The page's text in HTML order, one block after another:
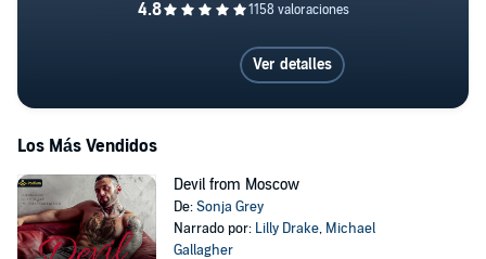
Devil from Moscow
Ver detalles
Los Más Vendidos
Devil from Moscow
De:Sonja Grey
Narrado por: Lilly Drake, Michael
Gallagher